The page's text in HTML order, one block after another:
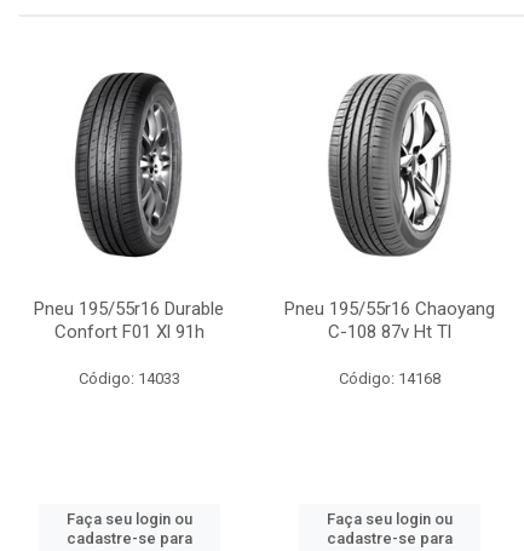
Pneu 195/55r16 Durable
Confort F01 Xl 91h
Código: 14033
Faça seu login ou
cadastre-se para
Pneu 195/55r16 Chaoyang
C-108 87v Ht Tl
Código: 14168
Faça seu login ou
cadastre-se para